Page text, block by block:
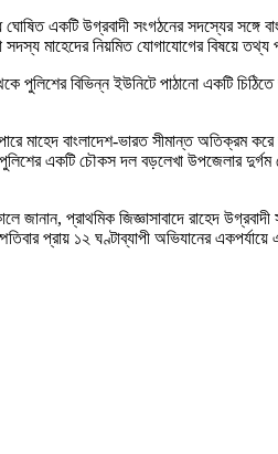
ঘোষিত একটি উগ্রবাদী সংগঠনের সদস্যের
মাহেদের নিয়মিত যোগাযোগের বিষয়ে তথ্য
বিভিন্ন ইউনিটে পাঠানো একটি
মাহেদ বাংলাদেশ-ভারত সীমান্ত অতিক্রম
একটি চৌকস দল বড়লেখা উপজেলার
জানান, প্রাথমিক জিজ্ঞাসাবাদে রাহেদ
প্রায় ১২ ঘণ্টাব্যাপী অভিযানের